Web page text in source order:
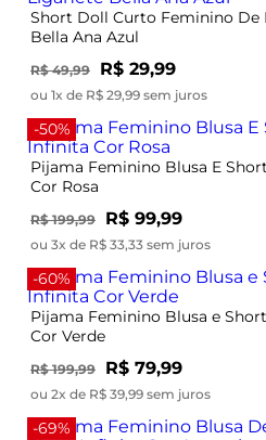
Short Doll Curto Feminino De
Bella Ana Azul
R$ 49,99 R$ 29,99
ou 1x de R$ 29,99 sem juros
-50%
Pijama Feminino Blusa E
Cor Rosa
R$ 199,99 R$ 99,99
ou 3x de R$ 33,33 sem juros
-60%
Pijama Feminino Blusa e
Cor Verde
R$ 199,99 R$ 79,99
ou 2x de R$ 39,99 sem juros
-69%